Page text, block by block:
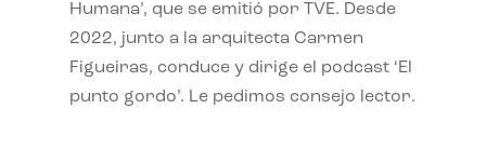
Humana’, que se emitió por TVE. Desde
2022, junto a la arquitecta Carmen
Figueiras, conduce y dirige el podcast ‘El
punto gordo’. Le pedimos consejo lector.